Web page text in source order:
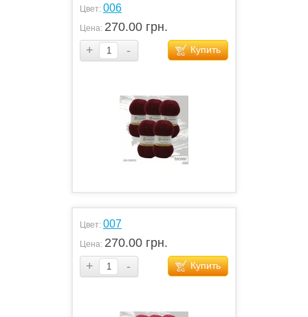
Цвет: 006
Цена: 270.00 грн.
+
- Купить
Цвет: 007
Цена: 270.00 грн.
+
- Купить